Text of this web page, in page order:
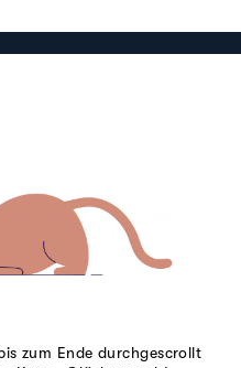
zum Ende durchgescrollt